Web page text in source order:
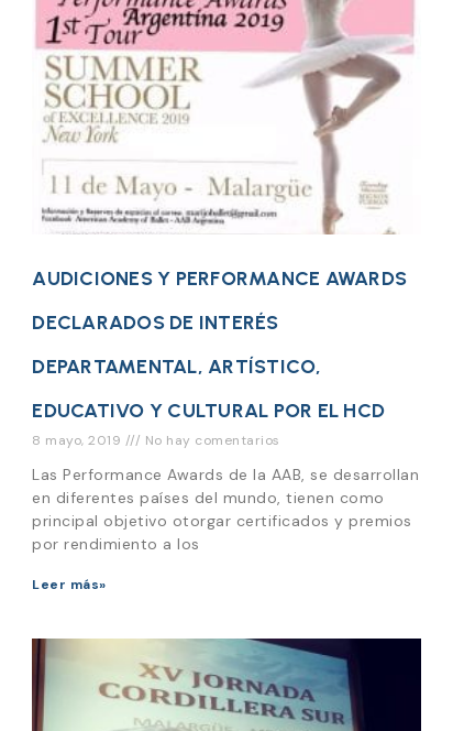
AUDICIONES Y PERFORMANCE AWARDS
DECLARADOS DE INTERÉS
DEPARTAMENTAL, ARTÍSTICO,
EDUCATIVO Y CULTURAL POR EL HCD
8 mayo, 2019 No hay comentarios
Las Performance Awards de la AAB, se desarrollan
en diferentes países del mundo, tienen como
principal objetivo otorgar certificados y premios
por rendimiento a los
Leer más»